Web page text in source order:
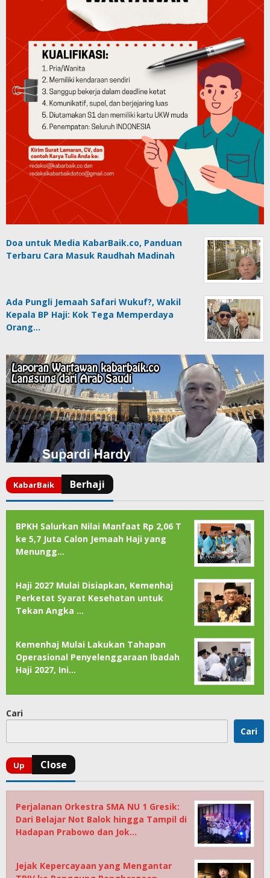
Doa untuk Media KabarBaik.co, Panduan
Terbaru Cara Masuk Raudhah Madinah
Ada Pungli Jemaah Safari Wukuf?, Wakil
Kepala BP Haji: Kok Tega Memperdaya
Orang…
BPKH Salurkan Nilai Manfaat Rp 2,06 T
ke 5,7 Juta Calon Jemaah Haji yang
Menungg…
Haji 2027 Mulai Disiapkan, Kemenhaj
Perketat Syarat Kesehatan untuk
Tekan Angka …
Kemenhaj Mulai Lakukan Tahapan
Operasional Penyelenggaraan Ibadah
Haji 2027, Ini…
Cari
Cari
Perjalanan Orkestra SMA NU 1 Gresik:
Dari Belajar Not Balok hingga Tampil di
Hadapan Prabowo dan Jok…
Jejak Kepercayaan yang Mengantar